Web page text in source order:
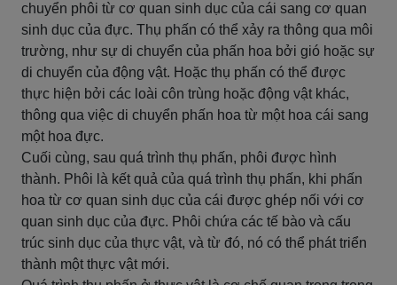
chuyển phôi từ cơ quan sinh dục của cái sang cơ quan
sinh dục của đực. Thụ phấn có thể xảy ra thông qua môi
trường, như sự di chuyển của phấn hoa bởi gió hoặc sự
di chuyển của động vật. Hoặc thụ phấn có thể được
thực hiện bởi các loài côn trùng hoặc động vật khác,
thông qua việc di chuyển phấn hoa từ một hoa cái sang
một hoa đực.
Cuối cùng, sau quá trình thụ phấn, phôi được hình
thành. Phôi là kết quả của quá trình thụ phấn, khi phấn
hoa từ cơ quan sinh dục của cái được ghép nối với cơ
quan sinh dục của đực. Phôi chứa các tế bào và cấu
trúc sinh dục của thực vật, và từ đó, nó có thể phát triển
thành một thực vật mới.